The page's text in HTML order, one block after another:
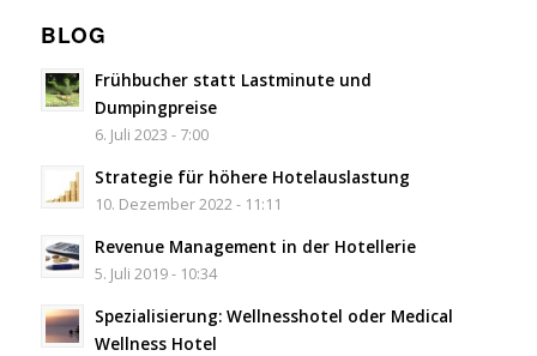
BLOG
Frühbucher statt Lastminute und
Dumpingpreise
6. Juli 2023 - 7:00
Strategie für höhere Hotelauslastung
10. Dezember 2022 - 11:11
Revenue Management in der Hotellerie
5. Juli 2019 - 10:34
Spezialisierung: Wellnesshotel oder Medical
Wellness Hotel